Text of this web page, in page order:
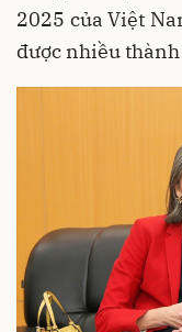
2025 của Việt
được nhiều